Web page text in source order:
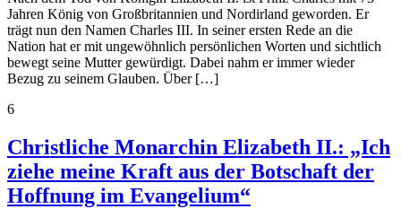
Jahren König von Großbritannien und Nordirland geworden. Er
trägt nun den Namen Charles III. In seiner ersten Rede an die
Nation hat er mit ungewöhnlich persönlichen Worten und sichtlich
bewegt seine Mutter gewürdigt. Dabei nahm er immer wieder
Bezug zu seinem Glauben. Über […]
6
Christliche Monarchin Elizabeth II.: „Ich
ziehe meine Kraft aus der Botschaft der
Hoffnung im Evangelium“